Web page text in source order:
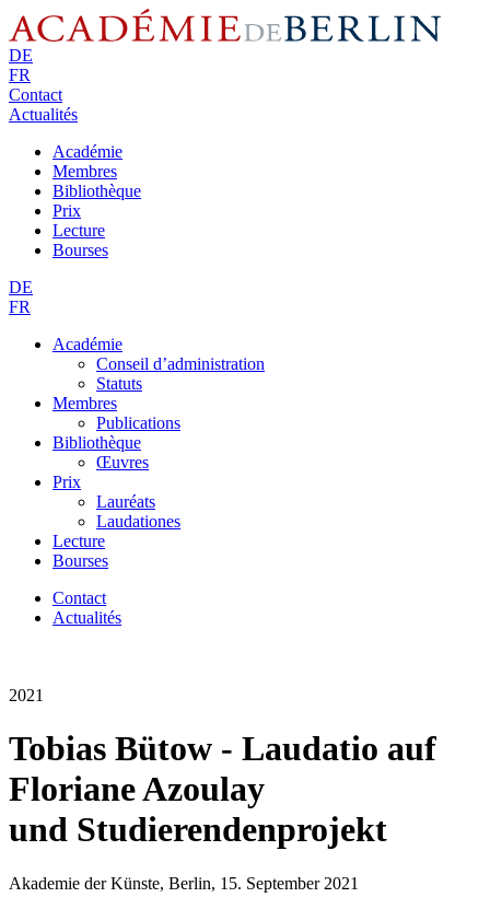
DE
FR
Contact
Actualités
Académie
Membres
Bibliothèque
Prix
Lecture
Bourses
DE
FR
Académie
Conseil d’administration
Statuts
Membres
Publications
Bibliothèque
Œuvres
Prix
Lauréats
Laudationes
Lecture
Bourses
Contact
Actualités
2021
Tobias Bütow - Laudatio auf
Floriane Azoulay
und Studierendenprojekt
Akademie der Künste, Berlin, 15. September 2021